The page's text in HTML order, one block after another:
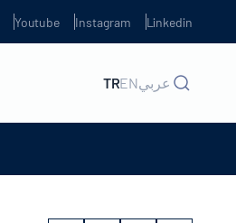
Youtube Instagram Linkedin
TRENعربي